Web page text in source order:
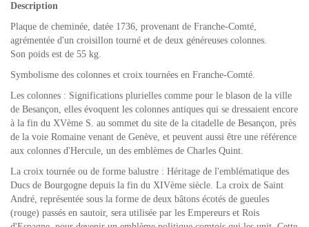
Description
Plaque de cheminée, datée 1736, provenant de Franche-Comté,
agrémentée d'un croisillon tourné et de deux généreuses colonnes.
Son poids est de 55 kg.
Symbolisme des colonnes et croix tournées en Franche-Comté.
Les colonnes : Significations plurielles comme pour le blason de la ville
de Besançon, elles évoquent les colonnes antiques qui se dressaient encore
à la fin du XVème S. au sommet du site de la citadelle de Besançon, près
de la voie Romaine venant de Genève, et peuvent aussi être une référence
aux colonnes d'Hercule, un des emblèmes de Charles Quint.
La croix tournée ou de forme balustre : Héritage de l'emblématique des
Ducs de Bourgogne depuis la fin du XIVème siècle. La croix de Saint
André, représentée sous la forme de deux bâtons écotés de gueules
(rouge) passés en sautoir, sera utilisée par les Empereurs et Rois